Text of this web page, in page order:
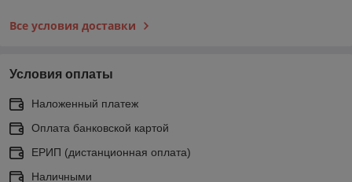
Все условия доставки
Условия оплаты
Наложенный платеж
Оплата банковской картой
ЕРИП (дистанционная оплата)
Наличными